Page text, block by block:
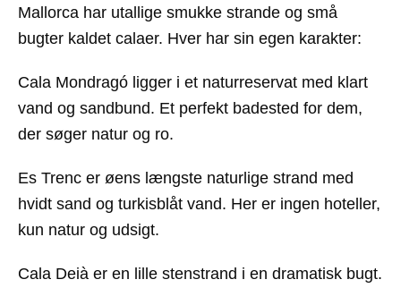
Mallorca har utallige smukke strande og små
bugter kaldet calaer. Hver har sin egen karakter:
Cala Mondragó ligger i et naturreservat med klart
vand og sandbund. Et perfekt badested for dem,
der søger natur og ro.
Es Trenc er øens længste naturlige strand med
hvidt sand og turkisblåt vand. Her er ingen hoteller,
kun natur og udsigt.
Cala Deià er en lille stenstrand i en dramatisk bugt.